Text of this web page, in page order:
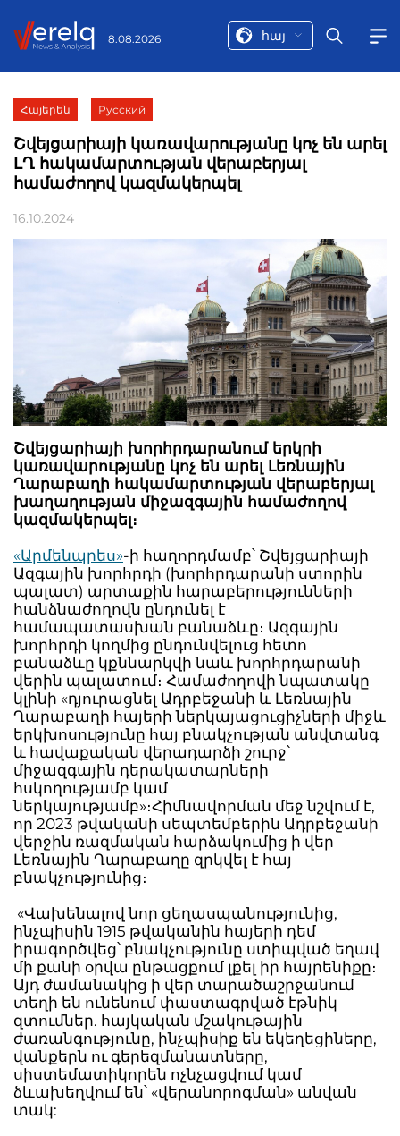
8.08.2026 հայ
Հայերեն Русский
Շվեյցարիայի կառավարությանը կոչ են արել
ԼՂ հակամարտության վերաբերյալ
համաժողով կազմակերպել
16.10.2024
Շվեյցարիայի խորհրդարանում երկրի
կառավարությանը կոչ են արել Լեռնային
Ղարաբաղի հակամարտության վերաբերյալ
խաղաղության միջազգային համաժողով
կազմակերպել։
«Արմենպրես»-ի հաղորդմամբ՝ Շվեյցարիայի
Ազգային խորհրդի (խորհրդարանի ստորին
պալատ) արտաքին հարաբերությունների
հանձնաժողովն ընդունել է
համապատասխան բանաձևը։ Ազգային
խորհրդի կողմից ընդունվելուց հետո
բանաձևը կքննարկվի նաև խորհրդարանի
վերին պալատում։ Համաժողովի նպատակը
կլինի «դյուրացնել Ադրբեջանի և Լեռնային
Ղարաբաղի հայերի ներկայացուցիչների միջև
երկխոսությունը հայ բնակչության անվտանգ
և հավաքական վերադարձի շուրջ՝
միջազգային դերակատարների
հսկողությամբ կամ
ներկայությամբ»։Հիմնավորման մեջ նշվում է,
որ 2023 թվականի սեպտեմբերին Ադրբեջանի
վերջին ռազմական հարձակումից ի վեր
Լեռնային Ղարաբաղը զրկվել է հայ
բնակչությունից։
«Վախենալով նոր ցեղասպանությունից,
ինչպիսին 1915 թվականին հայերի դեմ
իրագործվեց՝ բնակչությունը ստիպված եղավ
մի քանի օրվա ընթացքում լքել իր հայրենիքը։
Այդ ժամանակից ի վեր տարածաշրջանում
տեղի են ունենում փաստագրված էթնիկ
զտումներ. հայկական մշակութային
ժառանգությունը, ինչպիսիք են եկեղեցիները,
վանքերն ու գերեզմանատները,
սիստեմատիկորեն ոչնչացվում կամ
ձևախեղվում են՝ «վերանորոգման» անվան
տակ: